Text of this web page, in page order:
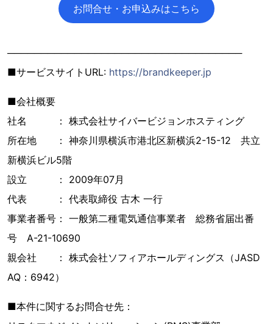
お問合せ・お申込みはこちら
───────────────────────────────────
■サービスサイトURL: https://brandkeeper.jp
■会社概要
社名 ： 株式会社サイバービジョンホスティング
所在地 ： 神奈川県横浜市港北区新横浜2-15-12 共立
新横浜ビル5階
設立 ： 2009年07月
代表 ： 代表取締役 古木 一行
事業者番号： 一般第二種電気通信事業者 総務省届出番
号 A-21-10690
親会社 ： 株式会社ソフィアホールディングス（JASD
AQ：6942）
■本件に関するお問合せ先：